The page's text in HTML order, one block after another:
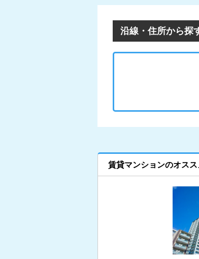
沿線・住所から探
賃貸マンションのオス